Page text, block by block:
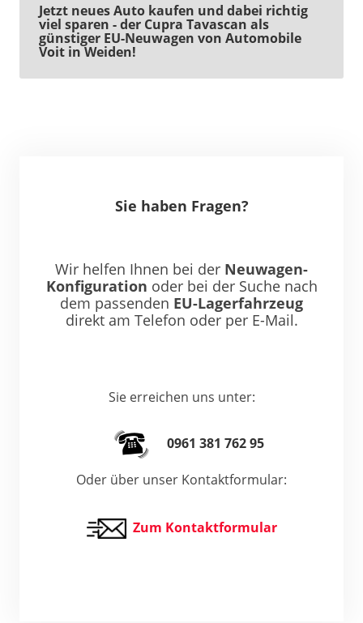
Jetzt neues Auto kaufen und dabei richtig
viel sparen - der Cupra Tavascan als
günstiger EU-Neuwagen von Automobile
Voit in Weiden!
Sie haben Fragen?
Wir helfen Ihnen bei der Neuwagen-
Konfiguration oder bei der Suche nach
dem passenden EU-Lagerfahrzeug
direkt am Telefon oder per E-Mail.
Sie erreichen uns unter:
0961 381 762 95
Oder über unser Kontaktformular:
Zum Kontaktformular